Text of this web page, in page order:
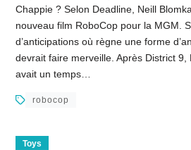
Chappie ? Selon Deadline, Neill
nouveau film RoboCop pour la MGM.
d’anticipations où règne une forme
devrait faire merveille. Après District 9,
avait un temps…
robocop
Toys